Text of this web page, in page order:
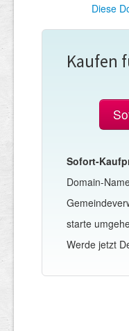
Diese
Kaufen
Sofort-
Domain-
starte
Werde jetzt